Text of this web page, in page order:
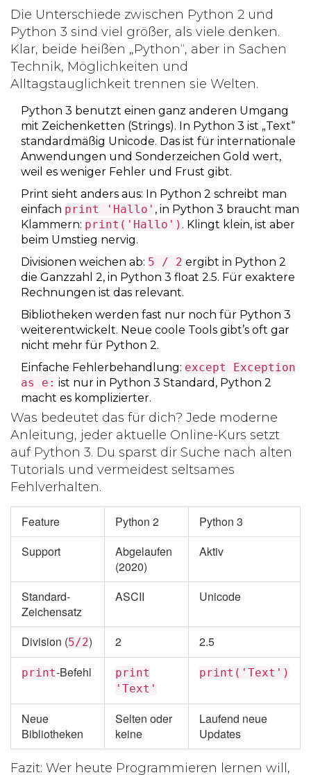
Die Unterschiede zwischen Python 2 und
Python 3 sind viel größer, als viele denken.
Klar, beide heißen „Python“, aber in Sachen
Technik, Möglichkeiten und
Alltagstauglichkeit trennen sie Welten.
Python 3 benutzt einen ganz anderen Umgang
mit Zeichenketten (Strings). In Python 3 ist „Text“
standardmäßig Unicode. Das ist für internationale
Anwendungen und Sonderzeichen Gold wert,
weil es weniger Fehler und Frust gibt.
Print sieht anders aus: In Python 2 schreibt man
einfach print 'Hallo' , in Python 3 braucht man
Klammern: print('Hallo') . Klingt klein, ist aber
beim Umstieg nervig.
Divisionen weichen ab: 5 / 2 ergibt in Python 2
die Ganzzahl 2, in Python 3 float 2.5. Für exaktere
Rechnungen ist das relevant.
Bibliotheken werden fast nur noch für Python 3
weiterentwickelt. Neue coole Tools gibt’s oft gar
nicht mehr für Python 2.
Einfache Fehlerbehandlung: except Exception
as e: ist nur in Python 3 Standard, Python 2
macht es komplizierter.
Was bedeutet das für dich? Jede moderne
Anleitung, jeder aktuelle Online-Kurs setzt
auf Python 3. Du sparst dir Suche nach alten
Tutorials und vermeidest seltsames
Fehlverhalten.
Feature Python 2
Python 3
Support
Abgelaufen
(2020)
Aktiv
Standard-
Zeichensatz
ASCII Unicode
Division (5/2) 2 2.5
print-Befehl
print
'Text'
print('Text')
Neue
Bibliotheken
Selten oder
keine
Laufend neue
Updates
Fazit: Wer heute Programmieren lernen will,